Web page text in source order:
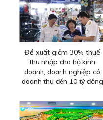
Đề xuất giảm 30% thuế
thu nhập cho hộ kinh
doanh, doanh nghiệp có
doanh thu đến 10 tỷ đồng